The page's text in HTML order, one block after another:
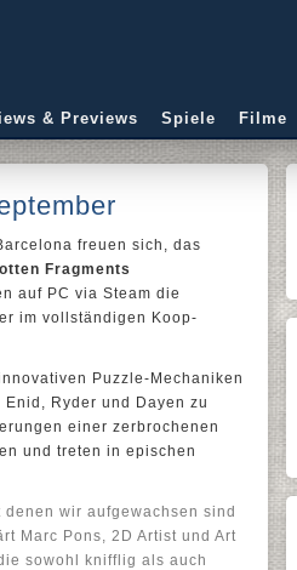
& Previews Spiele Filme
freuen sich, das
Fragments
auf PC via Steam die
im vollständigen Koop-
Puzzle-Mechaniken
Ryder und Dayen zu
einer zerbrochenen
und treten in epischen
wir aufgewachsen sind
Marc Pons, 2D Artist und Art
sowohl knifflig als auch